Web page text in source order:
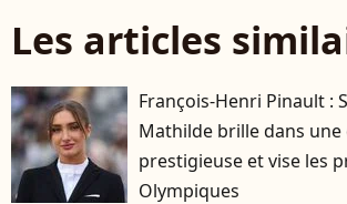
Les articles
François-Henri Pinault :
Mathilde brille dans une
prestigieuse et vise les
Olympiques